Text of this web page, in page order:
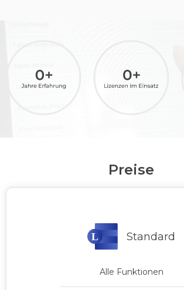
Preise
Standard
Alle Funktionen